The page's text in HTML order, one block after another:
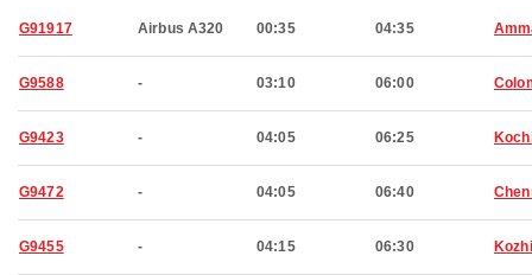
G91917 Airbus A320 00:35 04:35
G9588 - 03:10 06:00
G9423 - 04:05 06:25
G9472 - 04:05 06:40
G9455 - 04:15 06:30